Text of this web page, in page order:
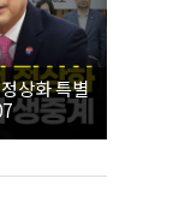
상화 특별